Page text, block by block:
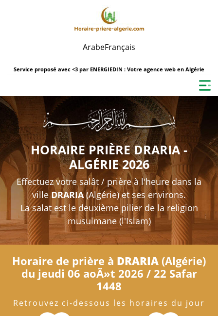
ArabeFrançais
Service proposé avec <3 par ENERGIEDIN : Votre agence web en Algérie
HORAIRE PRIÈRE DRARIA -
ALGÉRIE 2026
Effectuez votre salât / prière à l'heure dans la
villeDRARIA(Algérie) et ses environs.
La salat est le deuxième pilier de la religion
musulmane (l'Islam)
Horaire de prière à DRARIA (Algérie)
du jeudi 06 aoÃ»t 2026 / 22 Safar
1448
Retrouvez ci-dessous les horaires du jour